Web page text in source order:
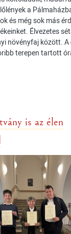
a
és még sok más
Élvezetes
növényfaj között. A
terepen tartott
is az élen